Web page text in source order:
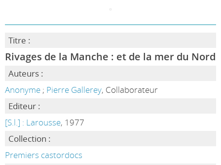
Titre :
Rivages de la Manche : et de la mer du Nord
Auteurs :
Anonyme; Pierre Gallerey, Collaborateur
Editeur :
[S.l.] : Larousse, 1977
Collection :
Premiers castordocs